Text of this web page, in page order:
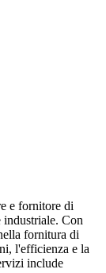
e fornitore di
industriale. Con
fornitura di
l'efficienza e la
include